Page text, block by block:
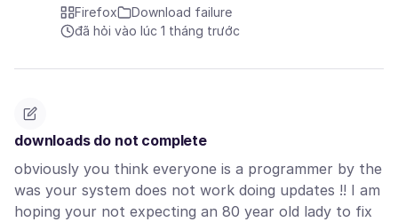
Firefox
Download failure
đã hỏi vào lúc 1 tháng trước
downloads do not complete
obviously you think everyone is a programmer by the
was your system does not work doing updates !! I am
hoping your not expecting an 80 year old lady to fix